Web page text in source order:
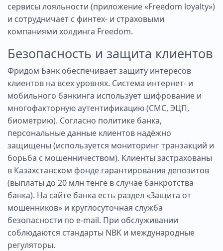
сервисы лояльности (приложение «Freedom loyalty»)
и сотрудничает с финтех- и страховыми
компаниями холдинга Freedom.
Безопасность и защита клиентов
Фридом Банк обеспечивает защиту интересов
клиентов на всех уровнях. Система интернет- и
мобильного банкинга использует шифрование и
многофакторную аутентификацию (СМС, ЭЦП,
биометрию). Согласно политике банка,
персональные данные клиентов надёжно
защищены (используется мониторинг транзакций и
борьба с мошенничеством). Клиенты застрахованы
в Казахстанском фонде гарантирования депозитов
(выплаты до 20 млн тенге в случае банкротства
банка). На сайте банка есть раздел «Защита от
мошенников» и круглосуточная служба
безопасности по e-mail. При обслуживании
соблюдаются стандарты NBK и международные
регуляторы.